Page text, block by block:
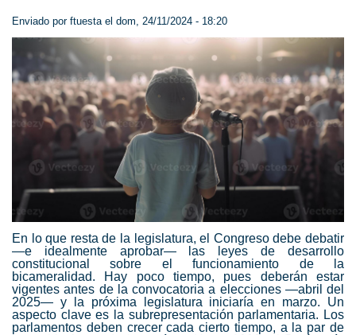
Enviado por ftuestael dom, 24/11/2024 - 18:20
En lo que resta de la legislatura, el Congreso debe debatir
—e idealmente aprobar— las leyes de desarrollo
constitucional sobre el funcionamiento de la
bicameralidad. Hay poco tiempo, pues deberán estar
vigentes antes de la convocatoria a elecciones —abril del
2025— y la próxima legislatura iniciaría en marzo. Un
aspecto clave es la subrepresentación parlamentaria. Los
parlamentos deben crecer cada cierto tiempo, a la par de